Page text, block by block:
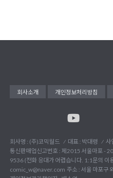
회사소개 개인정보처리방침
회사명 : (주)코믹월드 대표 : 박대령
사
통신판매업신고번호 : 제2015 서울마포 -
9536 (전화 응대가 어렵습니다. 1:1문의 이
comic_w@naver.com 주소 : 서울 마포구